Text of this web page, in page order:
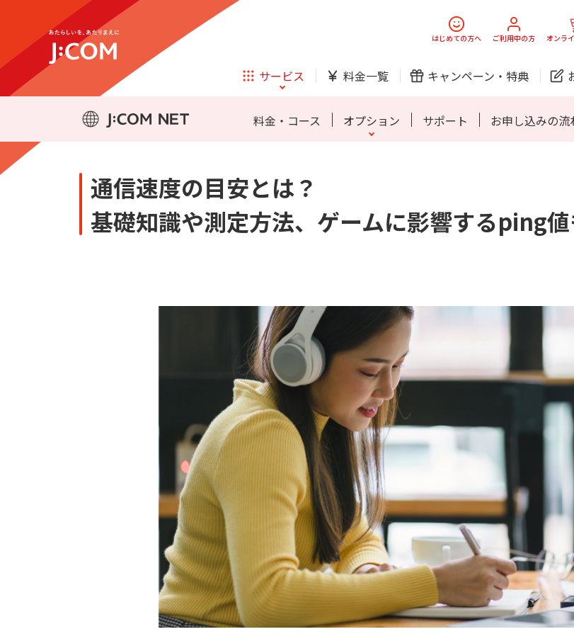
はじめての方へ ご利用中の方 オンラ
サービス 料金一覧 キャンペーン・ 特典
テレビ ネット
その他サービス
新規ご加入の方
あなたにピッタリのプランがすぐわかる
料金シミュレーション
無料・特別料金の物件も！
対応エリア・物件をご案内
企業理念 サステナビリティ
テレビ ネット
J:COM STREAM えんかくサポート
おうちサポート
自転車生活サポート
J:COMブックス
障害・メンテナンス情報
各種お手続
パーソナルID
訪問・窓口
加入特典
料金・コース オプション サポート お申し込みの流
メッシュWi-Fi J:COM LINK mini
スマホ でん
メッシュWi-Fi J:COM LINK mini
通信速度の目安とは？
基礎知識や測定方法、ゲームに影響するping値